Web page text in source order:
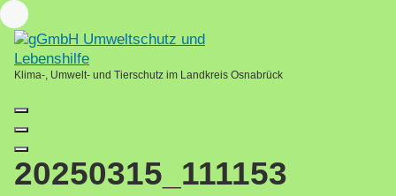
Skip
to
content
Loading...
Klima-, Umwelt- und Tierschutz im Landkreis Osnabrück
20250315_111153